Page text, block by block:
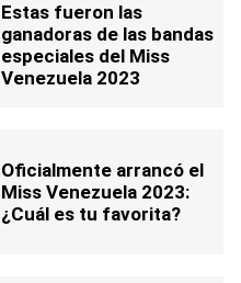
Estas fueron las
ganadoras de las bandas
especiales del Miss
Venezuela 2023
Oficialmente arrancó el
Miss Venezuela 2023:
¿Cuál es tu favorita?